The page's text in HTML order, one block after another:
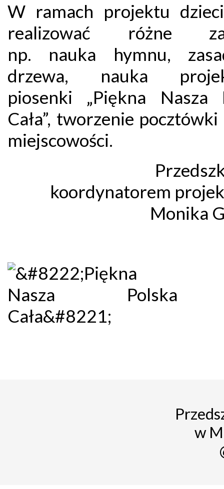
W ramach projektu
realizować różne
np. nauka hymnu,
drzewa, nauka
piosenki „Piękna Nasza
Cała”, tworzenie
miejscowości.
koordynatorem
Monika
w